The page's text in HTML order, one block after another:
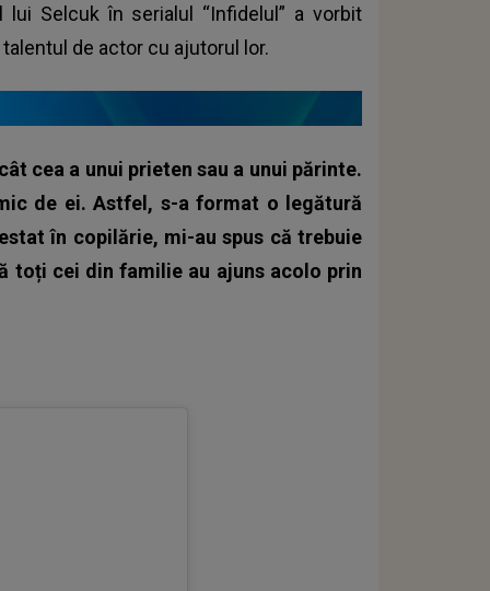
Selcuk în serialul “Infidelul” a vorbit
de actor cu ajutorul lor.
cea a unui prieten sau a unui părinte.
de ei. Astfel, s-a format o legătură
în copilărie, mi-au spus că trebuie
toți cei din familie au ajuns acolo prin